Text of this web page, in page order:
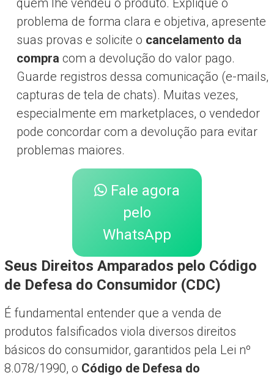
quem lhe vendeu o produto. Explique o
problema de forma clara e objetiva, apresente
suas provas e solicite o cancelamento da
compra com a devolução do valor pago.
Guarde registros dessa comunicação (e-mails,
capturas de tela de chats). Muitas vezes,
especialmente em marketplaces, o vendedor
pode concordar com a devolução para evitar
problemas maiores.
Fale agora
pelo
WhatsApp
Seus Direitos Amparados pelo Código
de Defesa do Consumidor (CDC)
É fundamental entender que a venda de
produtos falsificados viola diversos direitos
básicos do consumidor, garantidos pela Lei nº
8.078/1990, o Código de Defesa do